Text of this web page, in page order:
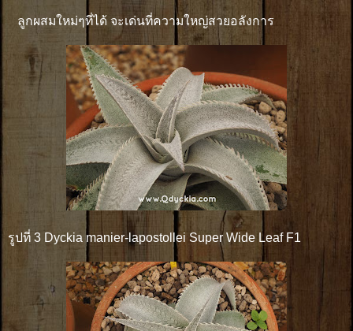
ลูกผสมใหม่ๆที่ได้ จะเด่นที่ความใหญ่สวยอลังการ
รูปที่ 3 Dyckia manier-lapostollei Super Wide Leaf F1